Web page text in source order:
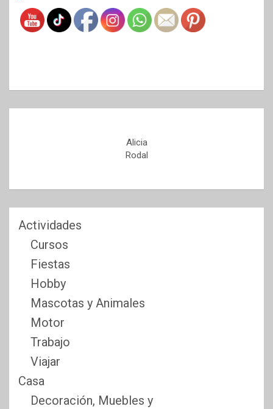
Alicia
Rodal
Actividades
Cursos
Fiestas
Hobby
Mascotas y Animales
Motor
Trabajo
Viajar
Casa
Decoración, Muebles y